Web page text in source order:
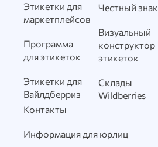
Этикетки для
маркетплейсов
Программа
для этикеток
Этикетки для
Вайлдберриз
Честный знак
Визуальный
конструктор
этикеток
Склады
Wildberries
Контакты
Информация для юрлиц